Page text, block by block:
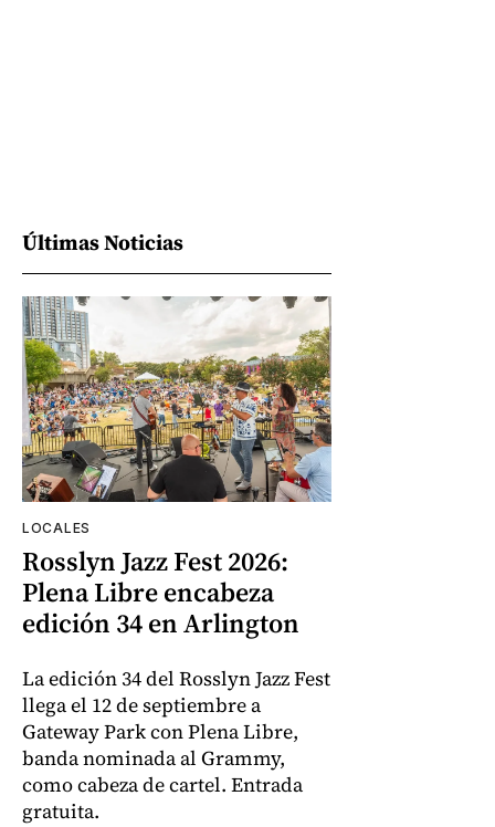
Últimas Noticias
LOCALES
Rosslyn Jazz Fest 2026:
Plena Libre encabeza
edición 34 en Arlington
La edición 34 del Rosslyn Jazz Fest
llega el 12 de septiembre a
Gateway Park con Plena Libre,
banda nominada al Grammy,
como cabeza de cartel. Entrada
gratuita.